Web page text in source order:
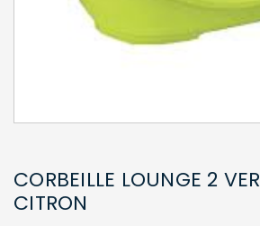
CORBEILLE LOUNGE 2
CITRON